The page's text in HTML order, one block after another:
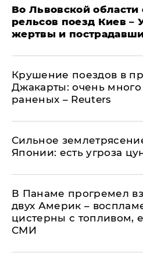
Во Львовской области
рельсов поезд Киев –
жертвы и
Крушение поездов в
Джакарты: очень
раненых – Reuters
Сильное
Японии: есть угроза
В Панаме прогремел
двух Америк –
цистерны с топливом,
СМИ